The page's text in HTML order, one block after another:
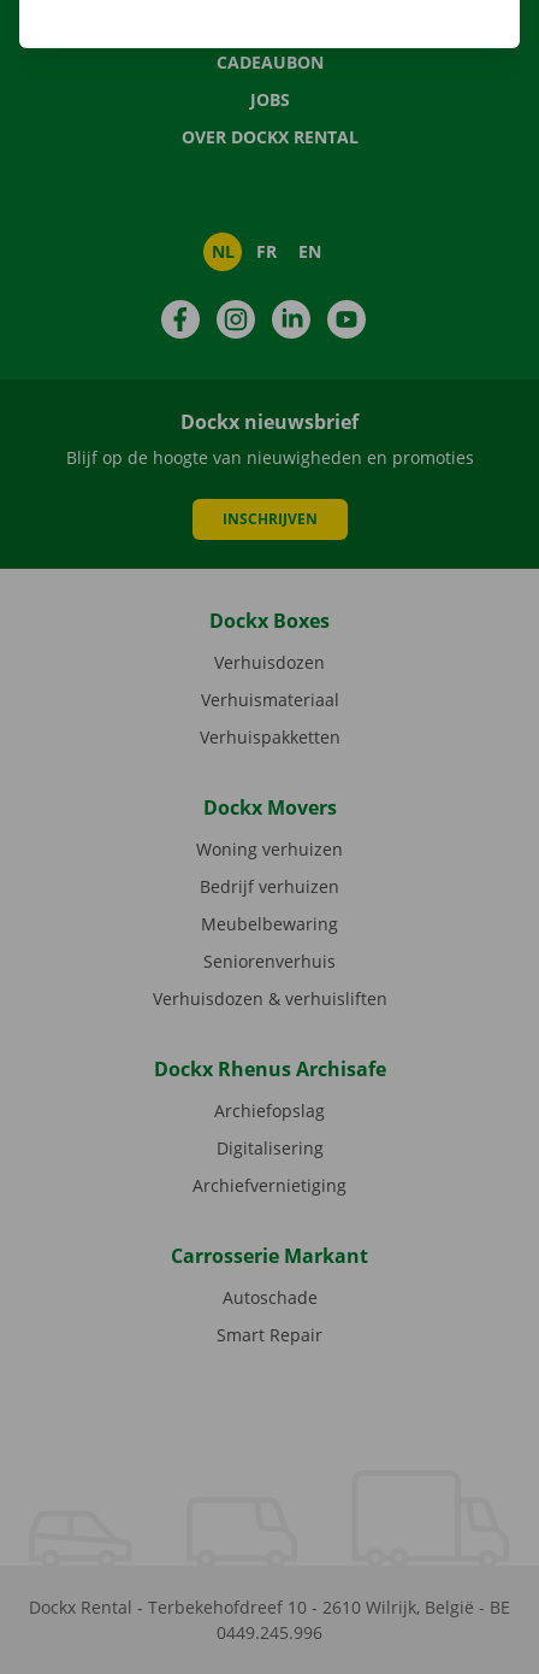
CADEAUBON
JOBS
OVER DOCKX RENTAL
NL FR EN
FacebookInstagramLinkedIn
Dockx nieuwsbrief
Blijf op de hoogte van nieuwigheden en promoties
INSCHRIJVEN
Dockx Boxes
Verhuisdozen
Verhuismateriaal
Verhuispakketten
Dockx Movers
Woning verhuizen
Bedrijf verhuizen
Meubelbewaring
Seniorenverhuis
Verhuisdozen & verhuisliften
Dockx Rhenus Archisafe
Archiefopslag
Digitalisering
Archiefvernietiging
Carrosserie Markant
Autoschade
Smart Repair
Dockx Rental - Terbekehofdreef 10 - 2610 Wilrijk, België - BE
0449.245.996